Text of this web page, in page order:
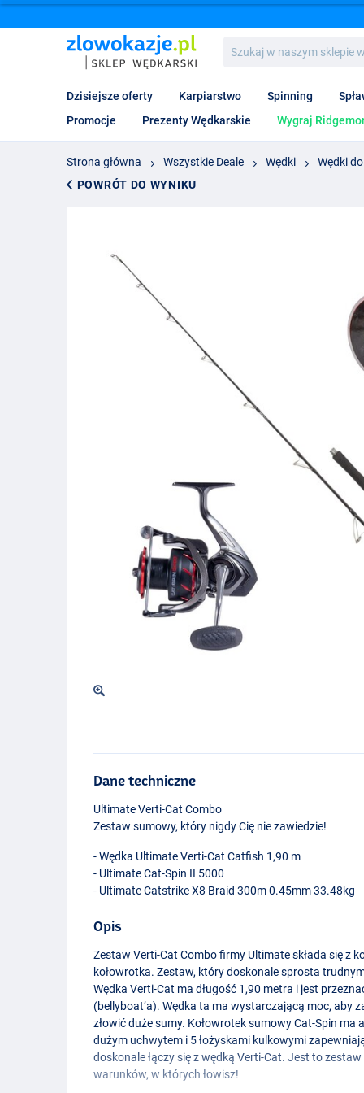
w
naszym
wędkarskim...
Dzisiejsze oferty Karpiarstwo Spinning
Promocje
Prezenty Wędkarskie Wygraj
Strona główna Wszystkie Deale Wędki Wędki
POWRÓT DO WYNIKU
Dane techniczne
Ultimate Verti-Cat Combo
Zestaw sumowy, który nigdy Cię nie zawiedzie!
- Wędka Ultimate Verti-Cat Catfish 1,90 m
- Ultimate Cat-Spin II 5000
- Ultimate Catstrike X8 Braid 300m 0.45mm 33.48kg
Opis
Zestaw Verti-Cat Combo firmy Ultimate składa się z
kołowrotka. Zestaw, który doskonale sprosta
Wędka Verti-Cat ma długość 1,90 metra i jest
(bellyboat’a). Wędka ta ma wystarczającą moc, aby
złowić duże sumy. Kołowrotek sumowy Cat-Spin
dużym uchwytem i 5 łożyskami kulkowymi
doskonale łączy się z wędką Verti-Cat. Jest to
warunków, w których łowisz!